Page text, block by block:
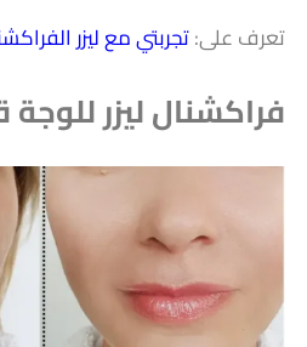
تعرف على:تجربتي مع ليزر
فراكشنال ليزر